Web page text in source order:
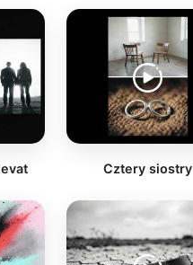
Cztery siostry